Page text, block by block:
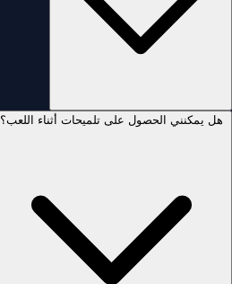
هل يمكنني الحصول على تلميحات أثناء اللعب؟